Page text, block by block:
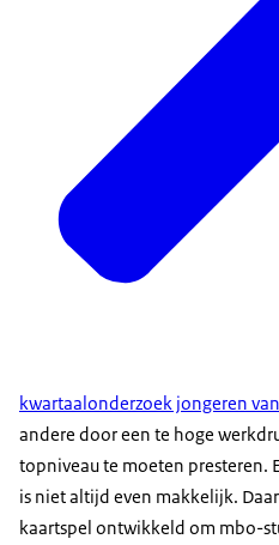
kwartaalonderzoek jongeren
andere door een te hoge
topniveau te moeten presteren.
is niet altijd even makkelijk.
kaartspel ontwikkeld om mbo-